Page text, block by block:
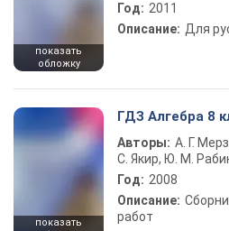
показать
обложку
Год: 2011
Описание: Для
показать
ГДЗ Алгебра 8
Авторы: А. Г.
С. Якир, Ю. М.
Год: 2008
Описание:
работ